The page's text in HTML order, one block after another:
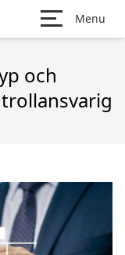
Menu
och